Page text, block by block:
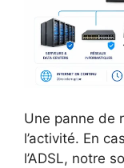
Une panne de
l’activité. En
l’ADSL, notre